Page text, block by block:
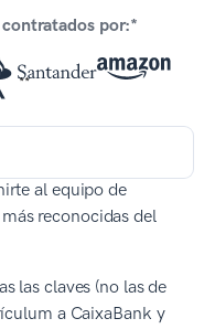
por:*
al equipo de
reconocidas del
las claves (no las de
a CaixaBank y